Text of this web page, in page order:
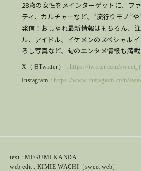
28歳の女性をメインターゲットに、フ
ティ、カルチャーなど、“流行りモノ”
発信！おしゃれ最新情報はもちろん、
ル、アイドル、イケメンのスペシャル
ろし写真など、旬のエンタメ情報も満
X（旧Twitter） : https://twitter.com/
Instagram : https://www.instagram.com/
text : MEGUMI KANDA
web edit : KIMIE WACHI［sweet web］